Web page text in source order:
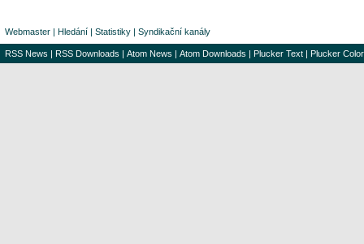
Webmaster | Hledání | Statistiky | Syndikační kanály
RSS News | RSS Downloads | Atom News | Atom Downloads | Plucker Text | Plucker Color